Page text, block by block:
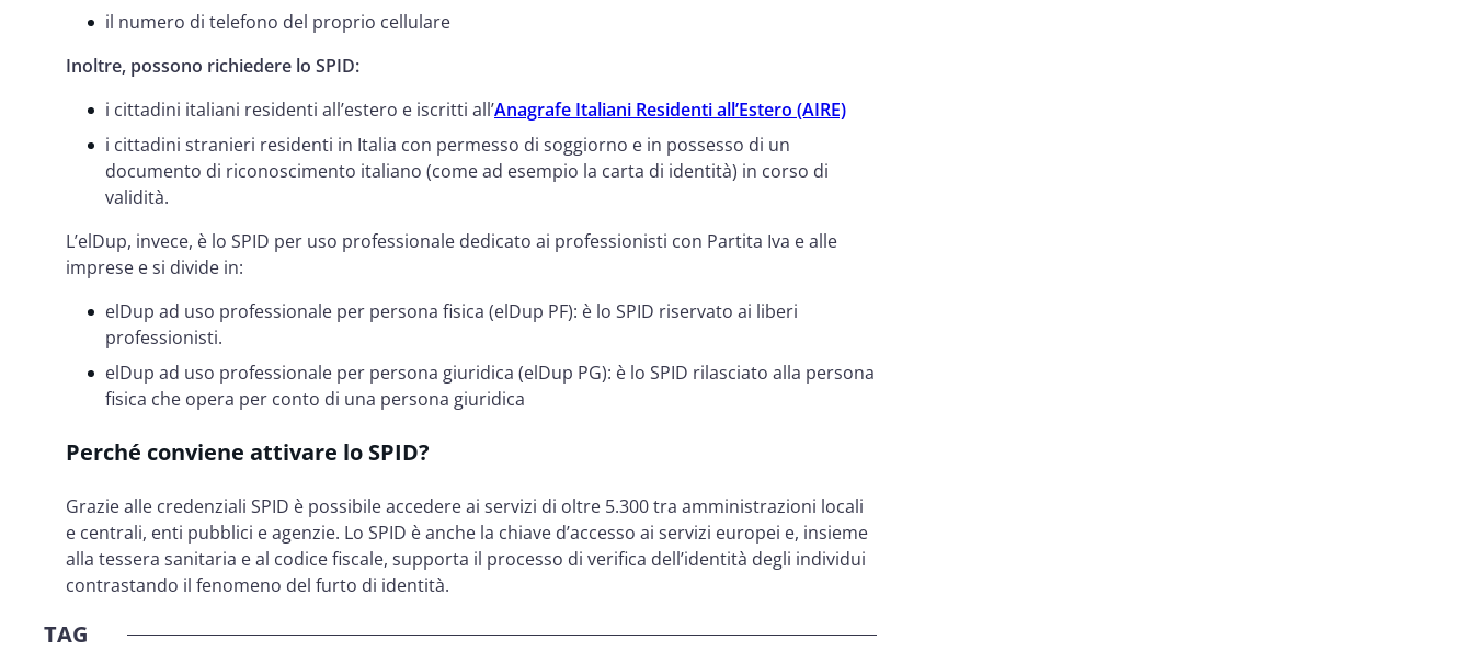
il numero di telefono del proprio cellulare
Inoltre, possono richiedere lo SPID:
i cittadini italiani residenti all’estero e iscritti all’Anagrafe Italiani Residenti all’Estero (AIRE)
i cittadini stranieri residenti in Italia con permesso di soggiorno e in possesso di un
documento di riconoscimento italiano (come ad esempio la carta di identità) in corso di
validità.
L’elDup, invece, è lo SPID per uso professionale dedicato ai professionisti con Partita Iva e alle
imprese e si divide in:
elDup ad uso professionale per persona fisica (elDup PF): è lo SPID riservato ai liberi
professionisti.
elDup ad uso professionale per persona giuridica (elDup PG): è lo SPID rilasciato alla persona
fisica che opera per conto di una persona giuridica
Perché conviene attivare lo SPID?
Grazie alle credenziali SPID è possibile accedere ai servizi di oltre 5.300 tra amministrazioni locali
e centrali, enti pubblici e agenzie. Lo SPID è anche la chiave d’accesso ai servizi europei e, insieme
alla tessera sanitaria e al codice fiscale, supporta il processo di verifica dell’identità degli individui
contrastando il fenomeno del furto di identità.
TAG